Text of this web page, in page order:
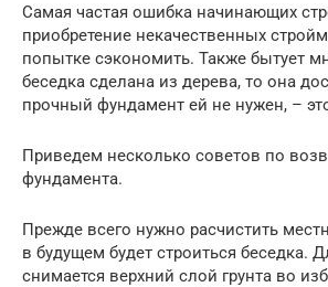
Самая частая ошибка начинающих
приобретение некачественных
попытке сэкономить. Также бытует
беседка сделана из дерева, то она
прочный фундамент ей не нужен, –
Приведем несколько советов по
фундамента.
Прежде всего нужно расчистить
в будущем будет строиться беседка.
снимается верхний слой грунта во